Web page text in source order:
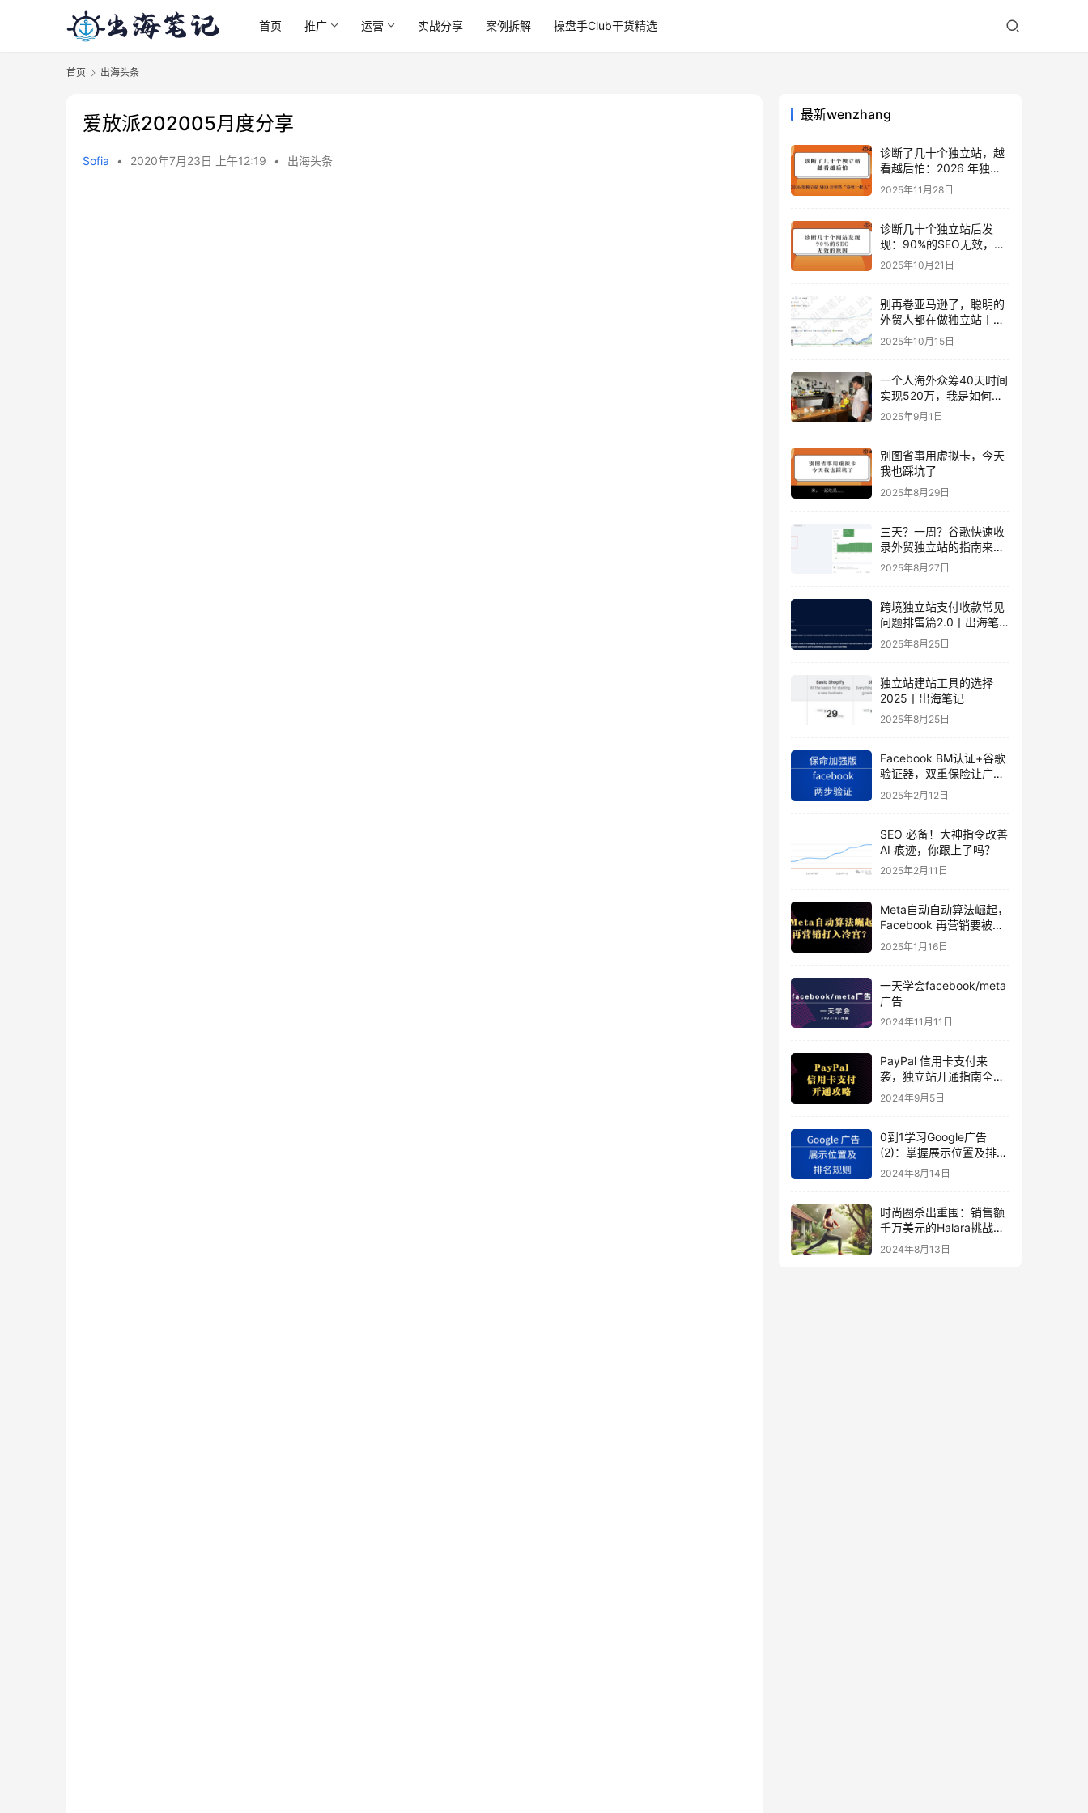
首页 推广 运营 实战分享 案例拆解 操盘手Club干货精选
首页 出海头条
爱放派202005月度分享
Sofia • 2020年7月23日 上午12:19 • 出海头条
最新wenzhang
诊断了几十个独立站，越
看越后怕：2026 年独立
站 SEO 可能会突然“卷死
一批人”？
2025年11月28日
诊断几十个独立站后发
现：90%的SEO无效，是
因为忽略了这关键一步
2025年10月21日
别再卷亚马逊了，聪明的
外贸人都在做独立站丨出
海笔记
2025年10月15日
一个人海外众筹40天时间
实现520万，我是如何做
到的？丨出海笔记
2025年9月1日
别图省事用虚拟卡，今天
我也踩坑了
2025年8月29日
三天？一周？谷歌快速收
录外贸独立站的指南来
了！丨出海笔记
2025年8月27日
跨境独立站支付收款常见
问题排雷篇2.0丨出海笔
记
2025年8月25日
独立站建站工具的选择
2025丨出海笔记
2025年8月25日
Facebook BM认证+谷歌
验证器，双重保险让广告
投手账号稳如泰山
2025年2月12日
SEO 必备！大神指令改善
AI 痕迹，你跟上了吗？
2025年2月11日
Meta自动自动算法崛起，
Facebook 再营销要被打
入冷宫？
2025年1月16日
一天学会facebook/meta
广告
2024年11月11日
PayPal 信用卡支付来
袭，独立站开通指南全揭
秘
2024年9月5日
0到1学习Google广告
(2)：掌握展示位置及排名
规则
2024年8月14日
时尚圈杀出重围：销售额
千万美元的Halara挑战
SHEIN成新时尚巨头
（上）
2024年8月13日